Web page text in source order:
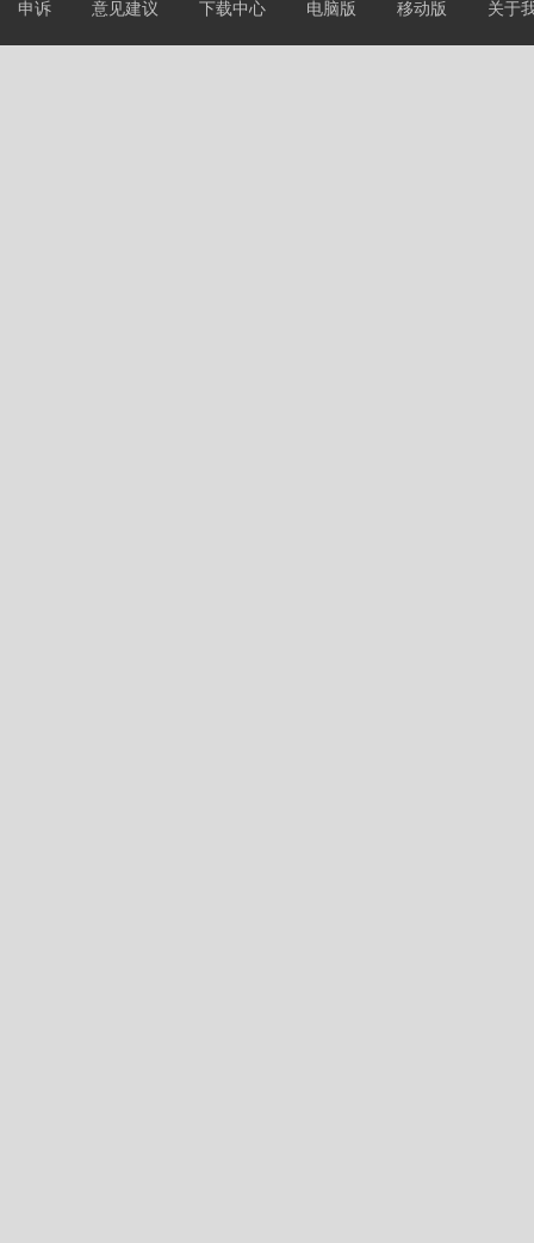
申诉 意见建议 下载中心 电脑版 移动版 关于